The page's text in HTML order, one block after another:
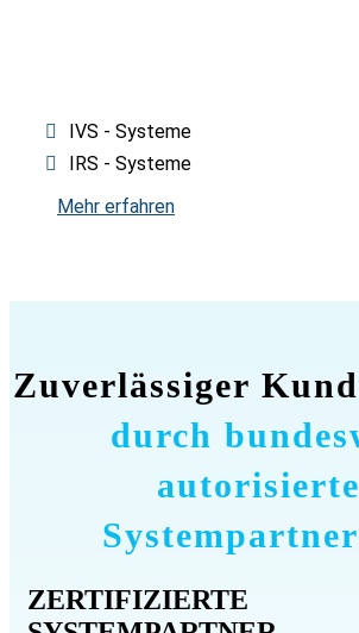
IVS - Systeme
IRS - Systeme
Mehr erfahren
Zuverlässiger
durch
ZERTIFIZIERTE